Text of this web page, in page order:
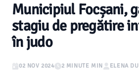
Municipiul Focșani,
stagiu de pregătire
în judo
02 NOV 2024 2 MINUTE MIN ELENA